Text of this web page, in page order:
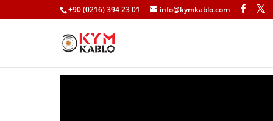
+90 (0216) 394 23 01 info@kymkablo.com